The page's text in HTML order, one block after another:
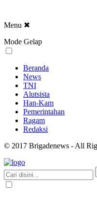
Menu ✖
Mode Gelap
Beranda
News
TNI
Alutsista
Han-Kam
Pemerintahan
Ragam
Redaksi
© 2017 Brigadenews - All